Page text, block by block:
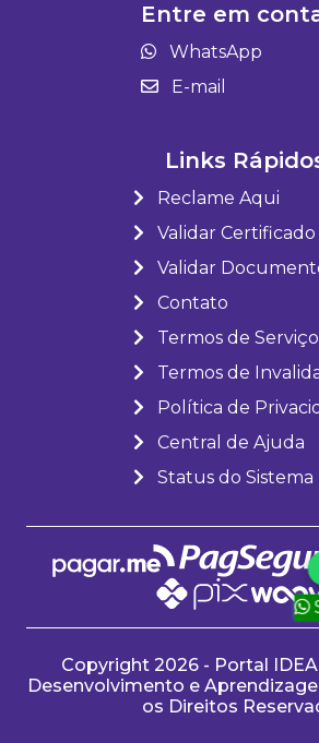
Entre em
WhatsApp
E-mail
Links
Reclame Aqui
Validar Certificado
Validar
Contato
Termos de Serviço
Termos de
Política de
Central de Ajuda
Status do Sistema
Copyright 2026 - Portal
Desenvolvimento e
os Direitos